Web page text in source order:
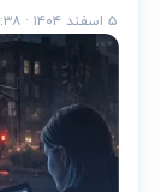
۵ اسفند ۱۴۰۴ · ۰۷:۳۸